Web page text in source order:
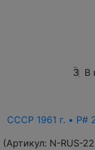
3 В
СССР 1961 г. • P#
(Артикул: N-RUS-